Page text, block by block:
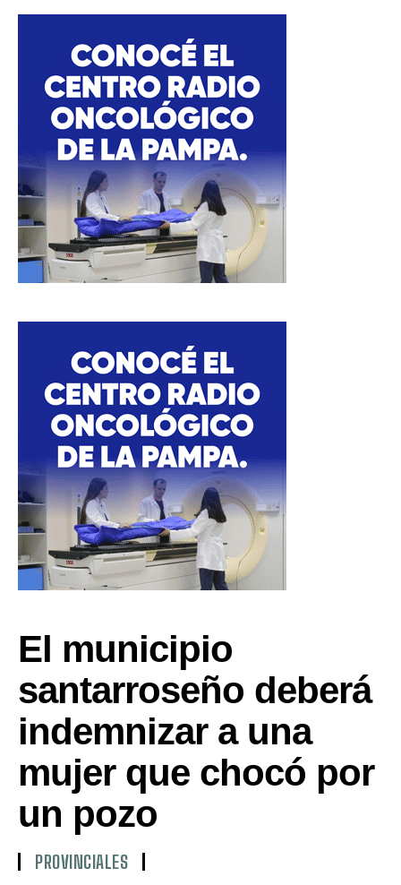
El municipio
santarroseño deberá
indemnizar a una
mujer que chocó por
un pozo
PROVINCIALES